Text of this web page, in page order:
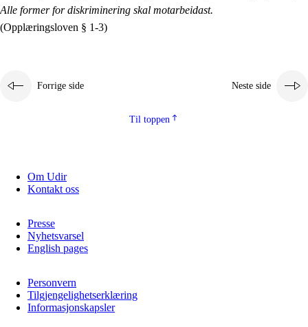
Alle former for diskriminering skal motarbeidast.
(Opplæringsloven § 1-3)
Forrige side Neste side
Til toppen
Om Udir
Kontakt oss
Presse
Nyhetsvarsel
English pages
Personvern
Tilgjengelighetserklæring
Informasjonskapsler